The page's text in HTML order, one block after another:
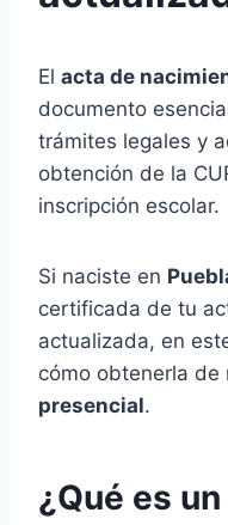
El acta de
documento
trámites legales y
obtención de la
inscripción escolar.
Si naciste en
certificada de tu
actualizada, en
cómo obtenerla de
presencial.
¿Qué es